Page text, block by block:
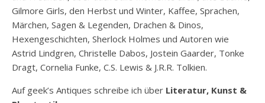
Gilmore Girls, den Herbst und Winter, Kaffee, Sprachen,
Märchen, Sagen & Legenden, Drachen & Dinos,
Hexengeschichten, Sherlock Holmes und Autoren wie
Astrid Lindgren, Christelle Dabos, Jostein Gaarder, Tonke
Dragt, Cornelia Funke, C.S. Lewis & J.R.R. Tolkien.
Auf geek’s Antiques schreibe ich über Literatur, Kunst &